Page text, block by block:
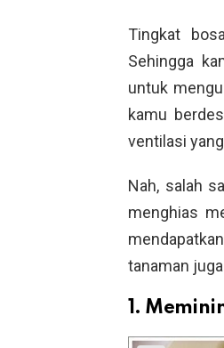
Tingkat
Sehingga
untuk
kamu
ventilasi
Nah, salah
menghias
tanaman
1.